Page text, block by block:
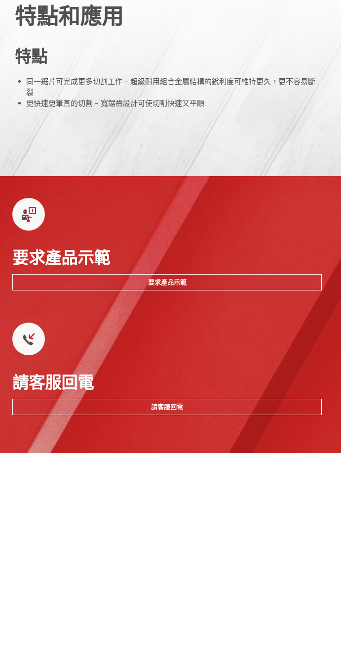
特點和應用
特點
同一鋸片可完成更多切割工作 – 超級耐用組合金屬結構的銳利度可維持更久，更不容易斷
裂
更快速更筆直的切割 – 寬鋸齒設計可使切割快速又平順
要求產品示範
要求產品示範
請客服回電
請客服回電